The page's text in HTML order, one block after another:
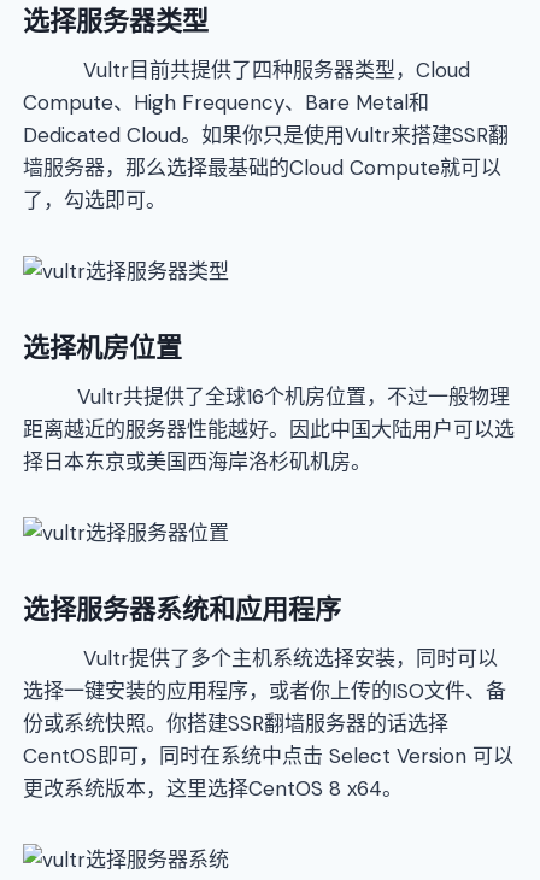
选择服务器类型
Vultr目前共提供了四种服务器类型，Cloud
Compute、High Frequency、Bare Metal和
Dedicated Cloud。如果你只是使用Vultr来搭建SSR翻
墙服务器，那么选择最基础的Cloud Compute就可以
了，勾选即可。
选择机房位置
Vultr共提供了全球16个机房位置，不过一般物理
距离越近的服务器性能越好。因此中国大陆用户可以选
择日本东京或美国西海岸洛杉矶机房。
选择服务器系统和应用程序
Vultr提供了多个主机系统选择安装，同时可以
选择一键安装的应用程序，或者你上传的ISO文件、备
份或系统快照。你搭建SSR翻墙服务器的话选择
CentOS即可，同时在系统中点击 Select Version 可以
更改系统版本，这里选择CentOS 8 x64。